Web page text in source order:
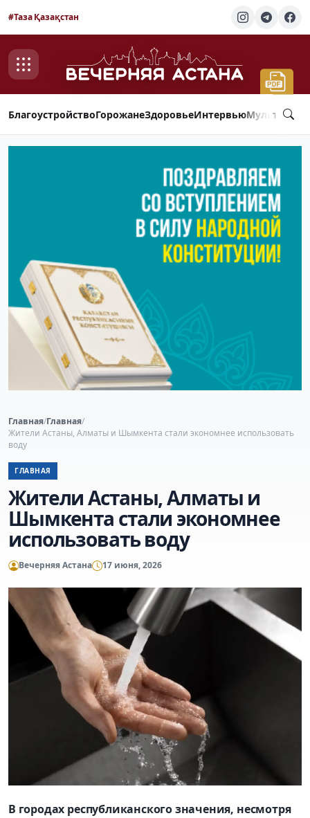
#Таза Қазақстан
БлагоустройствоГорожанеЗдоровьеИнтервью
Главная/Главная/
Жители Астаны, Алматы и Шымкента стали экономнее использовать
воду
ГЛАВНАЯ
Жители Астаны, Алматы и
Шымкента стали экономнее
использовать воду
Вечерняя Астана 17 июня, 2026
В городах республиканского значения, несмотря